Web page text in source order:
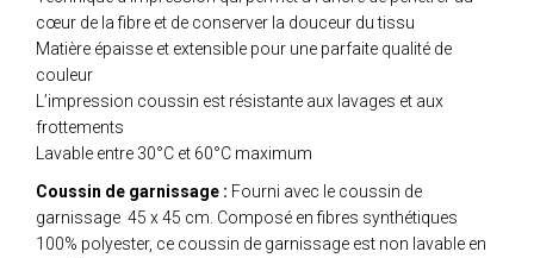
cœur de la fibre et de conserver la douceur du tissu
Matière épaisse et extensible pour une parfaite qualité de
couleur
L’impression coussin est résistante aux lavages et aux
frottements
Lavable entre 30°C et 60°C maximum
Coussin de garnissage : Fourni avec le coussin de
garnissage 45 x 45 cm. Composé en fibres synthétiques
100% polyester, ce coussin de garnissage est non lavable en